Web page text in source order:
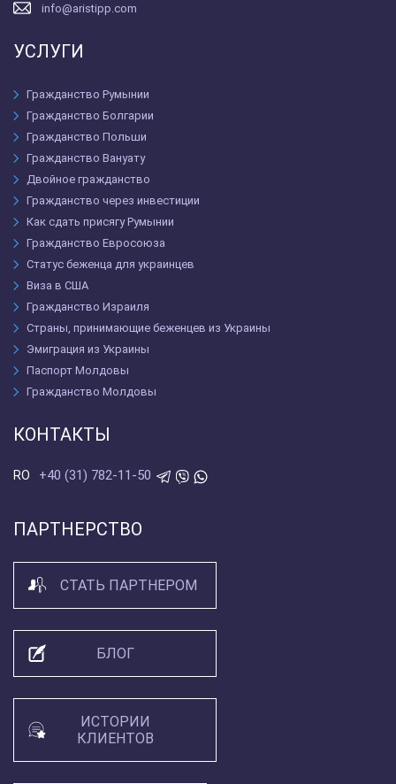
info@aristipp.com
УСЛУГИ
Гражданство Румынии
Гражданство Болгарии
Гражданство Польши
Гражданство Вануату
Двойное гражданство
Гражданство через инвестиции
Как сдать присягу Румынии
Гражданство Евросоюза
Статус беженца для украинцев
Виза в США
Гражданство Израиля
Страны, принимающие беженцев из Украины
Эмиграция из Украины
Паспорт Молдовы
Гражданство Молдовы
КОНТАКТЫ
RO +40 (31) 782-11-50
ПАРТНЕРСТВО
СТАТЬ ПАРТНЕРОМ
БЛОГ
ИСТОРИИ
КЛИЕНТОВ